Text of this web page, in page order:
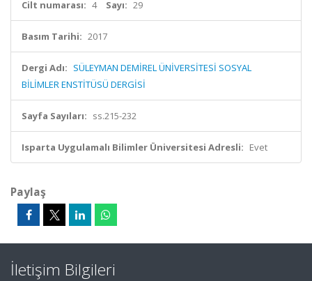
Cilt numarası: 4 Sayı: 29
Basım Tarihi: 2017
Dergi Adı: SÜLEYMAN DEMİREL ÜNİVERSİTESİ SOSYAL
BİLİMLER ENSTİTÜSÜ DERGİSİ
Sayfa Sayıları: ss.215-232
Isparta Uygulamalı Bilimler Üniversitesi Adresli: Evet
Paylaş
İletişim Bilgileri